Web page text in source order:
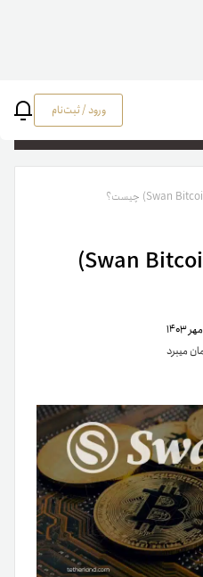
ورود / ثبت‌نام
سوان بیت کوین (Swan Bitcoin)